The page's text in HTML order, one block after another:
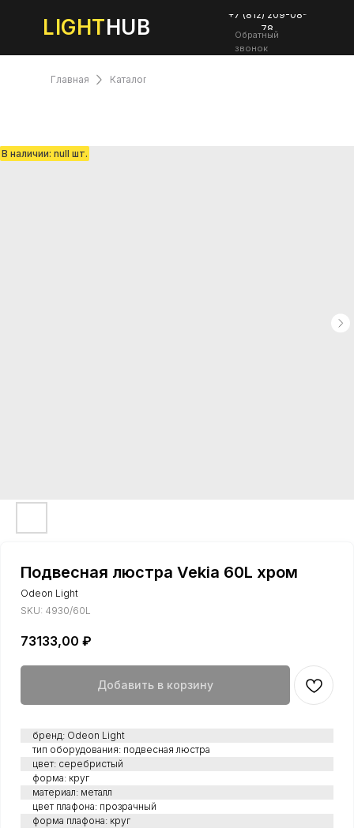
LIGHTHUB
+7 (812) 209-08-
78
Обратный
звонок
Каталог
Главная
Подвесная люстра Vekia 60L хром
Odeon Light
SKU: 4930/60L
73133,00 ₽
Добавить в корзину
бренд: Odeon Light
тип оборудования: подвесная люстра
цвет: серебристый
форма: круг
материал: металл
цвет плафона: прозрачный
форма плафона: круг